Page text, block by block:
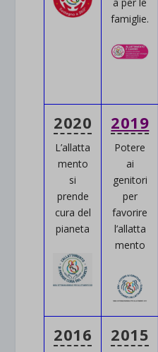
a per le
famiglie.
2020
L’allatta
mento
si
prende
cura del
pianeta
2019
Potere
ai
genitori
per
favorire
l’allatta
mento
2016 2015